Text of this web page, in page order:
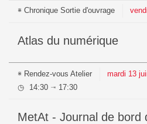
Chronique Sortie d'ouvrage
Atlas du numérique
Rendez-vous Atelier mardi 13
14:30 ⇥ 17:30
MetAt - Journal de